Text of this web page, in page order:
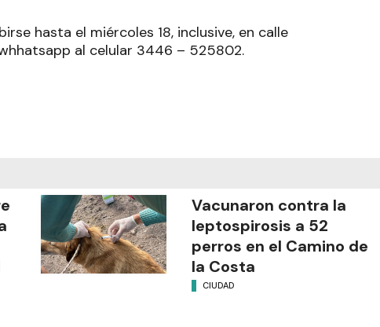
hasta el miércoles 18, inclusive, en calle
al celular 3446 – 525802.
Vacunaron contra la
leptospirosis a 52
perros en el Camino de
la Costa
CIUDAD